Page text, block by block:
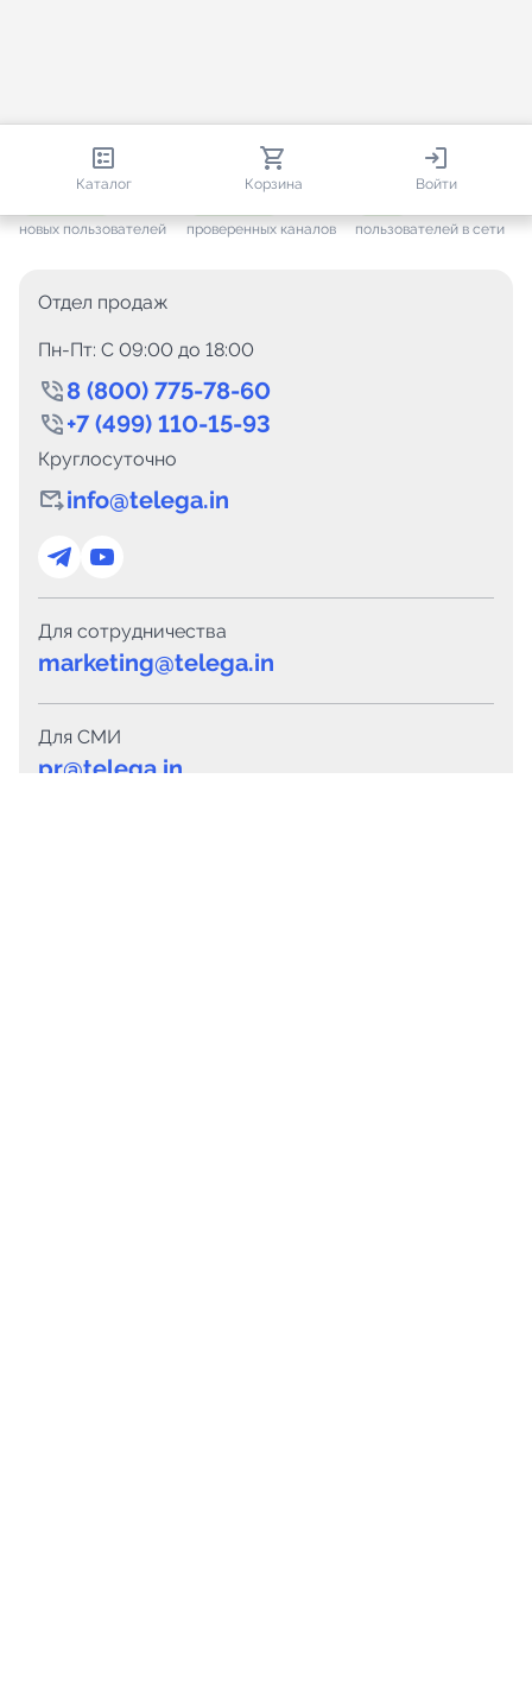
Каталог Корзина Войти
813 888
новых пользователей проверенных каналов пользователей в сети
Отдел продаж
Пн-Пт: C 09:00 до 18:00
8 (800) 775-78-60
+7 (499) 110-15-93
Круглосуточно
info@telega.in
Для сотрудничества
marketing@telega.in
Для СМИ
pr@telega.in